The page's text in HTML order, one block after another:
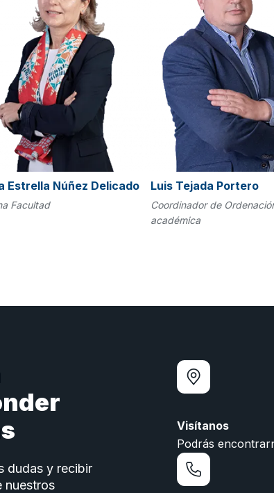
Estrella Núñez Delicado
Facultad
Luis Tejada Portero
Coordinador de
académica
dudas y recibir
nuestros
Visítanos
Podrás